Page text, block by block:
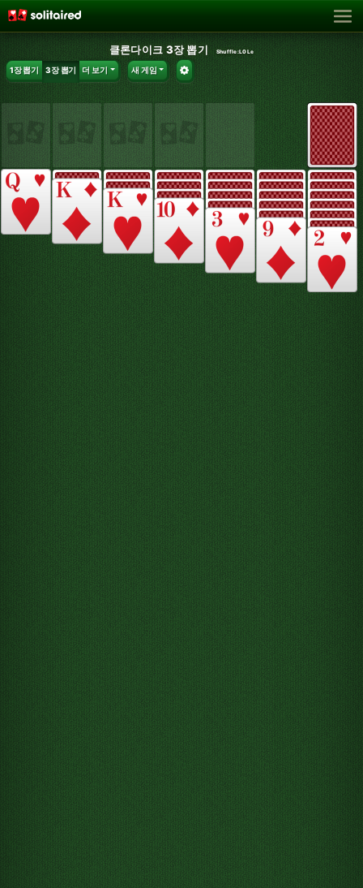
클론다이크 3장 뽑기 Shuffle:L0Le
1장 뽑기 3장 뽑기 더 보기 새 게임